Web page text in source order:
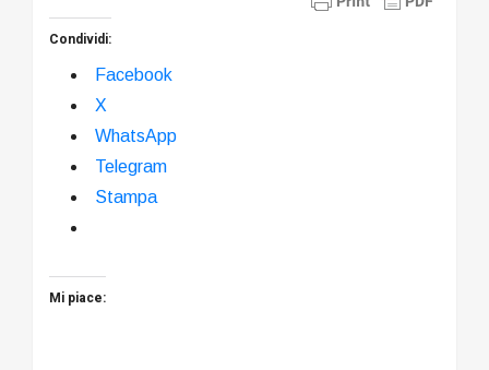
Condividi:
Facebook
X
WhatsApp
Telegram
Stampa
Mi piace: